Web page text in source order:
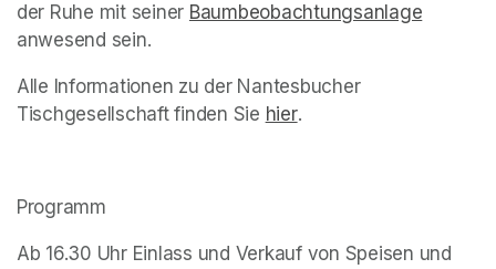
der Ruhe mit seiner Baumbeobachtungsanlage
anwesend sein.
Alle Informationen zu der Nantesbucher
Tischgesellschaft finden Sie hier(opens in a new tab)
.
Programm
Ab 16.30 Uhr Einlass und Verkauf von Speisen und